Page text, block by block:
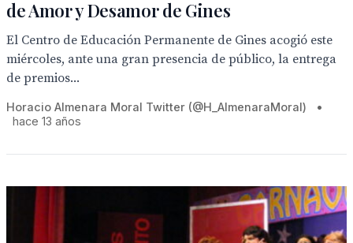
de Amor y Desamor de Gines
El Centro de Educación Permanente de Gines acogió este
miércoles, ante una gran presencia de público, la entrega
de premios...
Horacio Almenara Moral Twitter (@H_AlmenaraMoral)
•
hace 13 años